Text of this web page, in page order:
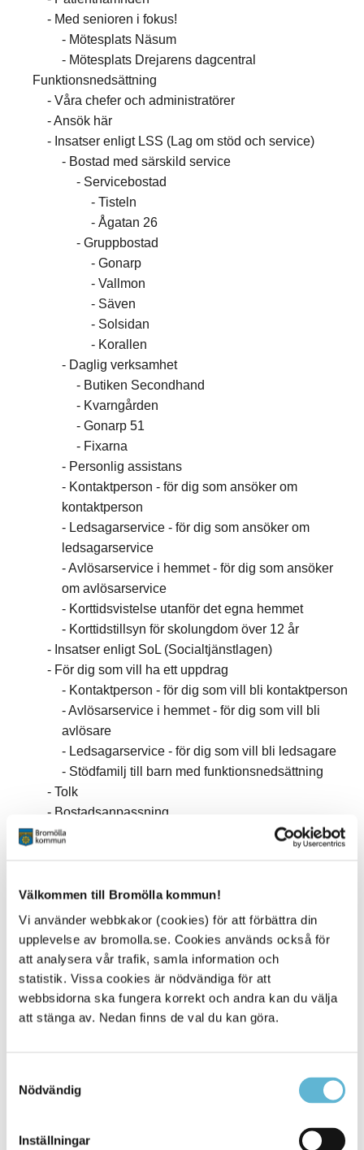
Välkommen till Bromölla kommun!
Vi använder webbkakor (cookies) för att förbättra din
upplevelse av bromolla.se. Cookies används också för
att analysera vår trafik, samla information och
statistik. Vissa cookies är nödvändiga för att
webbsidorna ska fungera korrekt och andra kan du välja
att stänga av. Nedan finns de val du kan göra.
Nödvändig
Inställningar
Med senioren i fokus!
Mötesplats Näsum
Mötesplats Drejarens dagcentral
Funktionsnedsättning
Våra chefer och administratörer
Ansök här
Insatser enligt LSS (Lag om stöd och service)
Bostad med särskild service
Servicebostad
Tisteln
Ågatan 26
Gruppbostad
Gonarp
Vallmon
Säven
Solsidan
Korallen
Daglig verksamhet
Butiken Secondhand
Kvarngården
Gonarp 51
Fixarna
Personlig assistans
Kontaktperson - för dig som ansöker om
kontaktperson
Ledsagarservice - för dig som ansöker om
ledsagarservice
Avlösarservice i hemmet - för dig som ansöker
om avlösarservice
Korttidsvistelse utanför det egna hemmet
Korttidstillsyn för skolungdom över 12 år
Insatser enligt SoL (Socialtjänstlagen)
För dig som vill ha ett uppdrag
Kontaktperson - för dig som vill bli kontaktperson
Avlösarservice i hemmet - för dig som vill bli
avlösare
Ledsagarservice - för dig som vill bli ledsagare
Stödfamilj till barn med funktionsnedsättning
Tolk
Bostadsanpassning
Parkeringstillstånd
Aktiv fritid - Bromölla
Borgerlig vigsel
Dödsboanmälan
Nyanländ i kommunen
Information till dig som är ny i Sverige
Du och ditt boende
Du och ditt boende - english
Svenska för invandrare (SFI)
Sjukvård och tandvård